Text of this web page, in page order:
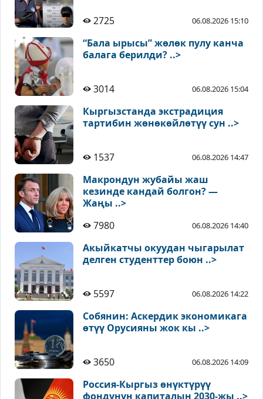
2725 06.08.2026 15:10
“Бала ырысы” жөлөк пулу канча
балага берилди? ..>
3014 06.08.2026 15:04
Кыргызстанда экстрадиция
тартибин жөнөкөйлөтүү сун ..>
1537 06.08.2026 14:47
Макрондун жубайы жаш
кезинде кандай болгон? —
Жаңы ..>
7980
06.08.2026 14:40
Акыйкатчы окуудан чыгарылат
делген студенттер боюн ..>
5597 06.08.2026 14:22
Собянин: Аскердик экономикага
өтүү Орусияны жок кы ..>
3650 06.08.2026 14:09
Россия-Кыргыз өнүктүрүү
фондунун капиталын 2030-жы ..>